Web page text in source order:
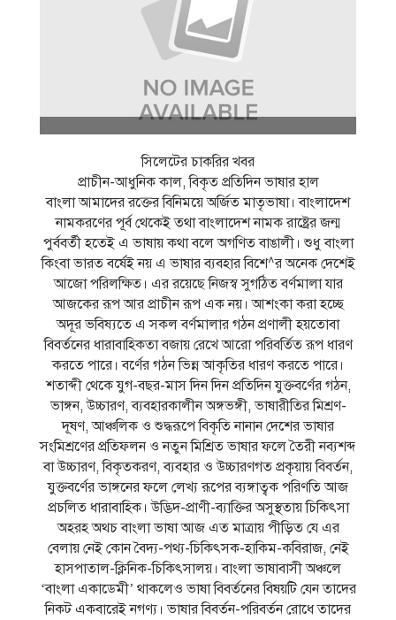
সিলেটের চাকরির খবর
প্রাচীন-আধুনিক কাল, বিকৃত প্রতিদিন ভাষার হাল
বাংলা আমাদের রক্তের বিনিময়ে অর্জিত মাতৃভাষা। বাংলাদেশ
নামকরণের পূর্ব থেকেই তথা বাংলাদেশ নামক রাষ্ট্রের জন্ম
পুর্ববর্তী হতেই এ ভাষায় কথা বলে অগণিত বাঙালী। শুধু বাংলা
কিংবা ভারত বর্ষেই নয় এ ভাষার ব্যবহার বিশে^র অনেক দেশেই
আজো পরিলক্ষিত। এর রয়েছে নিজস্ব সুগঠিত বর্ণমালা যার
আজকের রূপ আর প্রাচীন রূপ এক নয়। আশংকা করা হচ্ছে
অদূর ভবিষ্যতে এ সকল বর্ণমালার গঠন প্রণালী হয়তোবা
বিবর্তনের ধারাবাহিকতা বজায় রেখে আরো পরিবর্তিত রূপ ধারণ
করতে পারে। বর্ণের গঠন ভিন্ন আকৃতির ধারণ করতে পারে।
শতাব্দী থেকে যুগ-বছর-মাস দিন দিন প্রতিদিন যুক্তবর্ণের গঠন,
ভাঙ্গন, উচ্চারণ, ব্যবহারকালীন অঙ্গভঙ্গী, ভাষারীতির মিশ্রণ-
দূষণ, আঞ্চলিক ও শুদ্ধরূপে বিকৃতি নানান দেশের ভাষার
সংমিশ্রণের প্রতিফলন ও নতুন মিশ্রিত ভাষার ফলে তৈরী নব্যশব্দ
বা উচ্চারণ, বিকৃতকরণ, ব্যবহার ও উচ্চারণগত প্রকৃয়ায় বিবর্তন,
যুক্তবর্ণের ভাঙ্গনের ফলে লেখ্য রূপের ব্যঙ্গাত্বক পরিণতি আজ
প্রচলিত ধারাবাহিক। উদ্ভিদ-প্রাণী-ব্যাক্তির অসুস্থতায় চিকিৎসা
অহরহ অথচ বাংলা ভাষা আজ এত মাত্রায় পীড়িত যে এর
বেলায় নেই কোন বৈদ্য-পথ্য-চিকিৎসক-হাকিম-কবিরাজ, নেই
হাসপাতাল-ক্লিনিক-চিকিৎসালয়। বাংলা ভাষাবাসী অঞ্চলে
‘বাংলা একাডেমী’ থাকলেও ভাষা বিবর্তনের বিষয়টি যেন তাদের
নিকট একবারেই নগণ্য। ভাষার বিবর্তন-পরিবর্তন রোধে তাদের